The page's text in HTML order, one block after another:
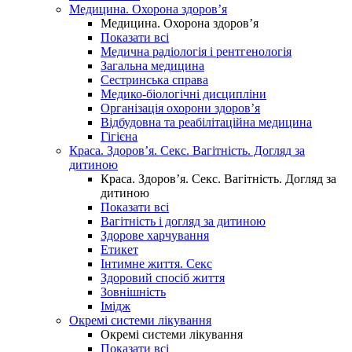
Медицина. Охорона здоров’я
Медицина. Охорона здоров’я
Показати всі
Медична радіологія і рентгенологія
Загальна медицина
Сестринська справа
Медико-біологічні дисципліни
Організація охорони здоров’я
Відбудовна та реабілітаційна медицина
Гігієна
Краса. Здоров’я. Секс. Вагітність. Догляд за
дитиною
Краса. Здоров’я. Секс. Вагітність. Догляд за
дитиною
Показати всі
Вагітність і догляд за дитиною
Здорове харчування
Етикет
Інтимне життя. Секс
Здоровий спосіб життя
Зовнішність
Імідж
Окремі системи лікування
Окремі системи лікування
Показати всі